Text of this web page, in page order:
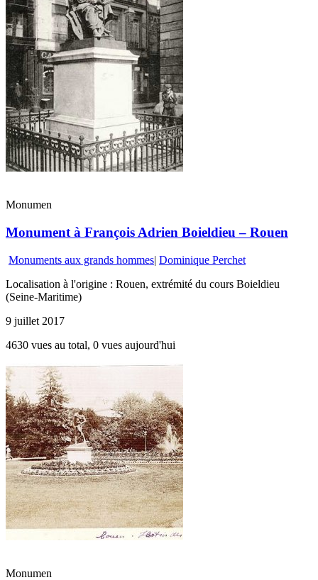
Monumen
Monument à François Adrien Boieldieu – Rouen
Monuments aux grands hommes| Dominique Perchet
Localisation à l'origine : Rouen, extrémité du cours Boieldieu
(Seine-Maritime)
9 juillet 2017
4630 vues au total, 0 vues aujourd'hui
Monumen